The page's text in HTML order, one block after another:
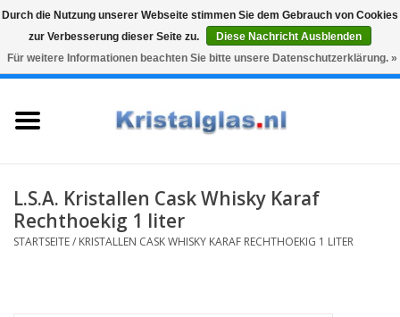
Snelle levering
Graveren
0 Artikel - €0,00
Karaffen
Glasgravur fur karaffe und
L.S.A. Kristallen Cask Whisky Karaf
Rechthoekig 1 liter
STARTSEITE/ KRISTALLEN CASK WHISKY KARAF RECHTHOEKIG 1 LITER
Durch die Nutzung unserer Webseite stimmen Sie dem Gebrauch von Cookies
zur Verbesserung dieser Seite zu.
Diese Nachricht Ausblenden
Für weitere Informationen beachten Sie bitte unsere Datenschutzerklärung. »